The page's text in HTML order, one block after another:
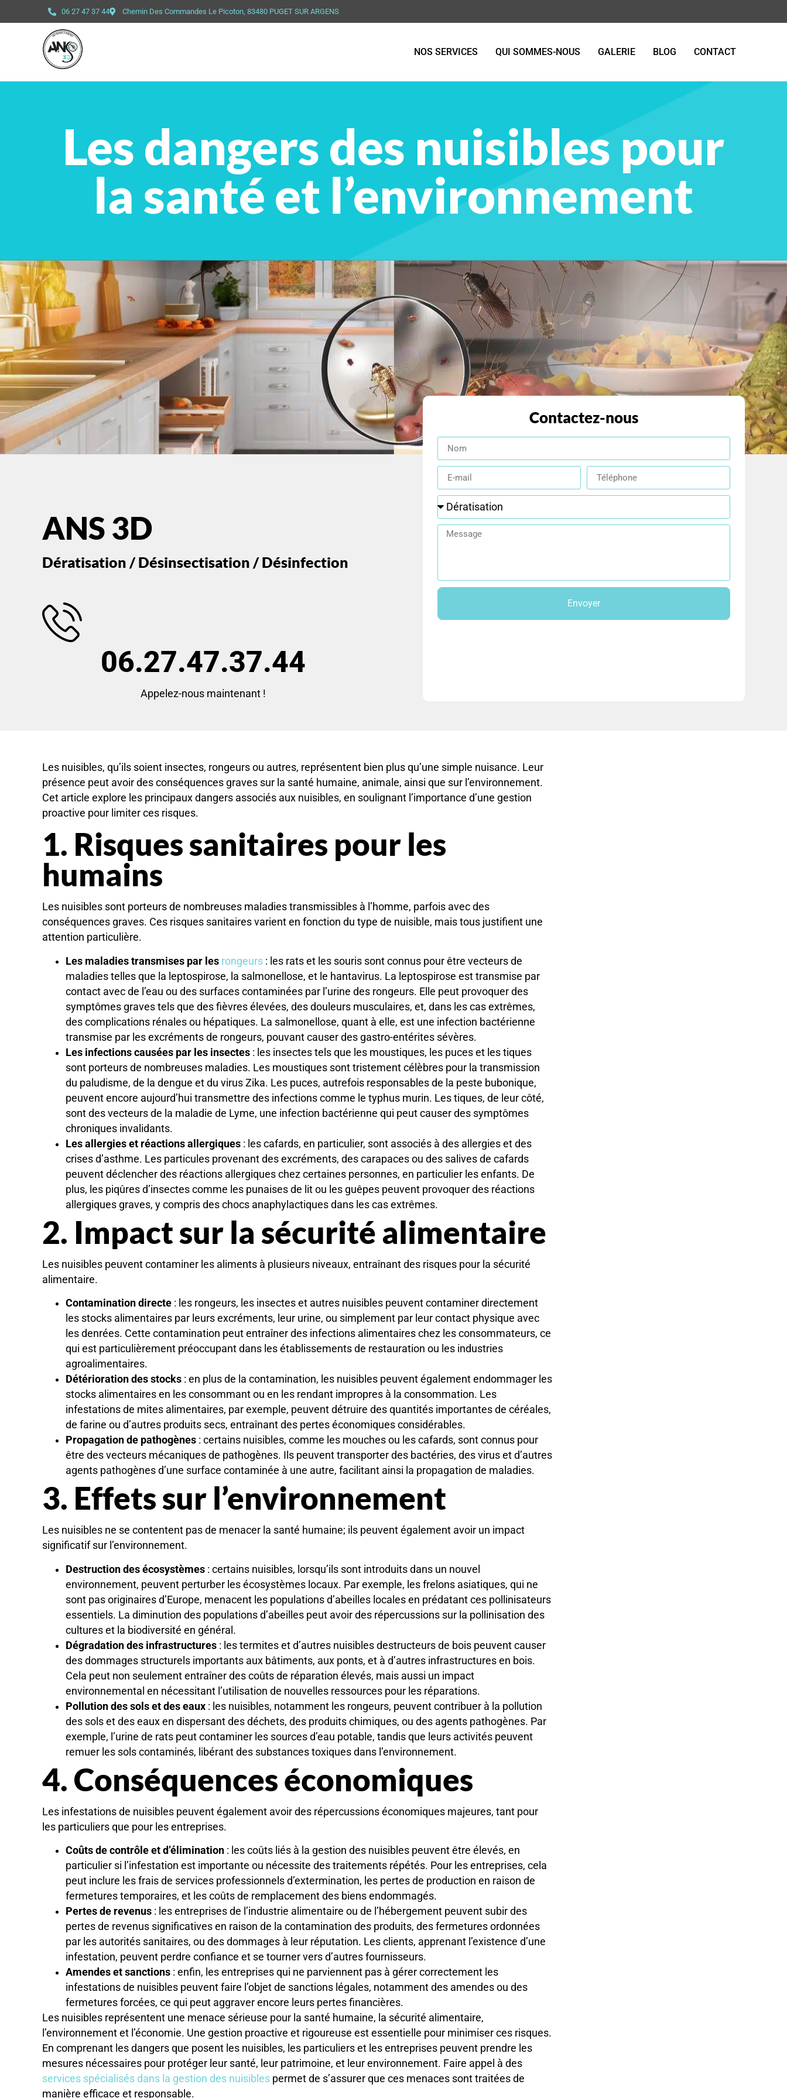
06 27 47 37 44 Chemin Des Commandes Le Picoton, 83480 PUGET SUR ARGENS
NOS SERVICES QUI SOMMES-NOUS GALERIE BLOG CONTACT
Les dangers des nuisibles pour
la santé et l’environnement
ANS 3D
Dératisation / Désinsectisation / Désinfection
06.27.47.37.44
Appelez-nous maintenant !
Contactez-nous
Envoyer
Les nuisibles, qu’ils soient insectes, rongeurs ou autres, représentent bien plus qu’une simple nuisance. Leur
présence peut avoir des conséquences graves sur la santé humaine, animale, ainsi que sur l’environnement.
Cet article explore les principaux dangers associés aux nuisibles, en soulignant l’importance d’une gestion
proactive pour limiter ces risques.
1. Risques sanitaires pour les
humains
Les nuisibles sont porteurs de nombreuses maladies transmissibles à l’homme, parfois avec des
conséquences graves. Ces risques sanitaires varient en fonction du type de nuisible, mais tous justifient une
attention particulière.
Les maladies transmises par les rongeurs : les rats et les souris sont connus pour être vecteurs de
maladies telles que la leptospirose, la salmonellose, et le hantavirus. La leptospirose est transmise par
contact avec de l’eau ou des surfaces contaminées par l’urine des rongeurs. Elle peut provoquer des
symptômes graves tels que des fièvres élevées, des douleurs musculaires, et, dans les cas extrêmes,
des complications rénales ou hépatiques. La salmonellose, quant à elle, est une infection bactérienne
transmise par les excréments de rongeurs, pouvant causer des gastro-entérites sévères.
Les infections causées par les insectes : les insectes tels que les moustiques, les puces et les tiques
sont porteurs de nombreuses maladies. Les moustiques sont tristement célèbres pour la transmission
du paludisme, de la dengue et du virus Zika. Les puces, autrefois responsables de la peste bubonique,
peuvent encore aujourd’hui transmettre des infections comme le typhus murin. Les tiques, de leur côté,
sont des vecteurs de la maladie de Lyme, une infection bactérienne qui peut causer des symptômes
chroniques invalidants.
Les allergies et réactions allergiques : les cafards, en particulier, sont associés à des allergies et des
crises d’asthme. Les particules provenant des excréments, des carapaces ou des salives de cafards
peuvent déclencher des réactions allergiques chez certaines personnes, en particulier les enfants. De
plus, les piqûres d’insectes comme les punaises de lit ou les guêpes peuvent provoquer des réactions
allergiques graves, y compris des chocs anaphylactiques dans les cas extrêmes.
2. Impact sur la sécurité alimentaire
Les nuisibles peuvent contaminer les aliments à plusieurs niveaux, entraînant des risques pour la sécurité
alimentaire.
Contamination directe : les rongeurs, les insectes et autres nuisibles peuvent contaminer directement
les stocks alimentaires par leurs excréments, leur urine, ou simplement par leur contact physique avec
les denrées. Cette contamination peut entraîner des infections alimentaires chez les consommateurs, ce
qui est particulièrement préoccupant dans les établissements de restauration ou les industries
agroalimentaires.
Détérioration des stocks : en plus de la contamination, les nuisibles peuvent également endommager les
stocks alimentaires en les consommant ou en les rendant impropres à la consommation. Les
infestations de mites alimentaires, par exemple, peuvent détruire des quantités importantes de céréales,
de farine ou d’autres produits secs, entraînant des pertes économiques considérables.
Propagation de pathogènes : certains nuisibles, comme les mouches ou les cafards, sont connus pour
être des vecteurs mécaniques de pathogènes. Ils peuvent transporter des bactéries, des virus et d’autres
agents pathogènes d’une surface contaminée à une autre, facilitant ainsi la propagation de maladies.
3. Effets sur l’environnement
Les nuisibles ne se contentent pas de menacer la santé humaine; ils peuvent également avoir un impact
significatif sur l’environnement.
Destruction des écosystèmes : certains nuisibles, lorsqu’ils sont introduits dans un nouvel
environnement, peuvent perturber les écosystèmes locaux. Par exemple, les frelons asiatiques, qui ne
sont pas originaires d’Europe, menacent les populations d’abeilles locales en prédatant ces pollinisateurs
essentiels. La diminution des populations d’abeilles peut avoir des répercussions sur la pollinisation des
cultures et la biodiversité en général.
Dégradation des infrastructures : les termites et d’autres nuisibles destructeurs de bois peuvent causer
des dommages structurels importants aux bâtiments, aux ponts, et à d’autres infrastructures en bois.
Cela peut non seulement entraîner des coûts de réparation élevés, mais aussi un impact
environnemental en nécessitant l’utilisation de nouvelles ressources pour les réparations.
Pollution des sols et des eaux : les nuisibles, notamment les rongeurs, peuvent contribuer à la pollution
des sols et des eaux en dispersant des déchets, des produits chimiques, ou des agents pathogènes. Par
exemple, l’urine de rats peut contaminer les sources d’eau potable, tandis que leurs activités peuvent
remuer les sols contaminés, libérant des substances toxiques dans l’environnement.
4. Conséquences économiques
Les infestations de nuisibles peuvent également avoir des répercussions économiques majeures, tant pour
les particuliers que pour les entreprises.
Coûts de contrôle et d’élimination : les coûts liés à la gestion des nuisibles peuvent être élevés, en
particulier si l’infestation est importante ou nécessite des traitements répétés. Pour les entreprises, cela
peut inclure les frais de services professionnels d’extermination, les pertes de production en raison de
fermetures temporaires, et les coûts de remplacement des biens endommagés.
Pertes de revenus : les entreprises de l’industrie alimentaire ou de l’hébergement peuvent subir des
pertes de revenus significatives en raison de la contamination des produits, des fermetures ordonnées
par les autorités sanitaires, ou des dommages à leur réputation. Les clients, apprenant l’existence d’une
infestation, peuvent perdre confiance et se tourner vers d’autres fournisseurs.
Amendes et sanctions : enfin, les entreprises qui ne parviennent pas à gérer correctement les
infestations de nuisibles peuvent faire l’objet de sanctions légales, notamment des amendes ou des
fermetures forcées, ce qui peut aggraver encore leurs pertes financières.
Les nuisibles représentent une menace sérieuse pour la santé humaine, la sécurité alimentaire,
l’environnement et l’économie. Une gestion proactive et rigoureuse est essentielle pour minimiser ces risques.
En comprenant les dangers que posent les nuisibles, les particuliers et les entreprises peuvent prendre les
mesures nécessaires pour protéger leur santé, leur patrimoine, et leur environnement. Faire appel à des
services spécialisés dans la gestion des nuisibles permet de s’assurer que ces menaces sont traitées de
manière efficace et responsable.